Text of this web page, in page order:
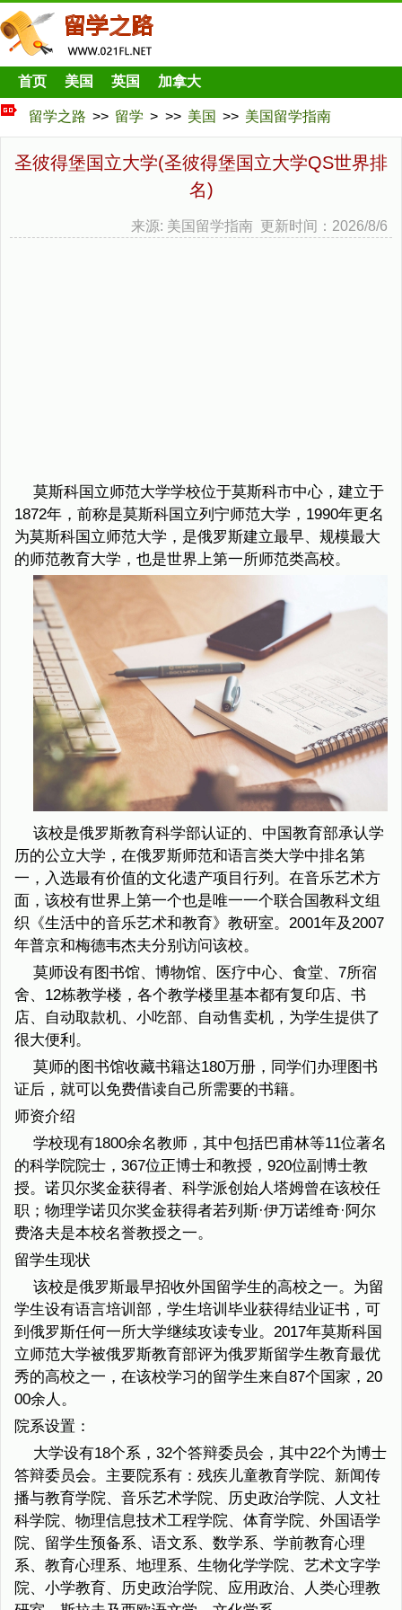
首页 美国 英国 加拿大
留学之路 >> 留学 > >> 美国 >> 美国留学指南
圣彼得堡国立大学(圣彼得堡国立大学QS世界排
名)
来源: 美国留学指南 更新时间：2026/8/6
莫斯科国立师范大学学校位于莫斯科市中心，建立于
1872年，前称是莫斯科国立列宁师范大学，1990年更名
为莫斯科国立师范大学，是俄罗斯建立最早、规模最大
的师范教育大学，也是世界上第一所师范类高校。
该校是俄罗斯教育科学部认证的、中国教育部承认学
历的公立大学，在俄罗斯师范和语言类大学中排名第
一，入选最有价值的文化遗产项目行列。在音乐艺术方
面，该校有世界上第一个也是唯一一个联合国教科文组
织《生活中的音乐艺术和教育》教研室。2001年及2007
年普京和梅德韦杰夫分别访问该校。
莫师设有图书馆、博物馆、医疗中心、食堂、7所宿
舍、12栋教学楼，各个教学楼里基本都有复印店、书
店、自动取款机、小吃部、自动售卖机，为学生提供了
很大便利。
莫师的图书馆收藏书籍达180万册，同学们办理图书
证后，就可以免费借读自己所需要的书籍。
师资介绍
学校现有1800余名教师，其中包括巴甫林等11位著名
的科学院院士，367位正博士和教授，920位副博士教
授。诺贝尔奖金获得者、科学派创始人塔姆曾在该校任
职；物理学诺贝尔奖金获得者若列斯·伊万诺维奇·阿尔
费洛夫是本校名誉教授之一。
留学生现状
该校是俄罗斯最早招收外国留学生的高校之一。为留
学生设有语言培训部，学生培训毕业获得结业证书，可
到俄罗斯任何一所大学继续攻读专业。2017年莫斯科国
立师范大学被俄罗斯教育部评为俄罗斯留学生教育最优
秀的高校之一，在该校学习的留学生来自87个国家，20
00余人。
院系设置：
大学设有18个系，32个答辩委员会，其中22个为博士
答辩委员会。主要院系有：残疾儿童教育学院、新闻传
播与教育学院、音乐艺术学院、历史政治学院、人文社
科学院、物理信息技术工程学院、体育学院、外国语学
院、留学生预备系、语文系、数学系、学前教育心理
系、教育心理系、地理系、生物化学学院、艺术文字学
院、小学教育、历史政治学院、应用政治、人类心理教